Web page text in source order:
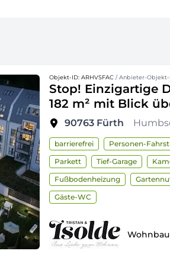
Objekt-ID: ARHVSFAC / Anbieter-Objekt-
Stop! Einzigartige
182 m² mit Blick
90763 Fürth
barrierefrei Personen-
Parkett
Tief-Garage
Fußbodenheizung
Gäste-WC